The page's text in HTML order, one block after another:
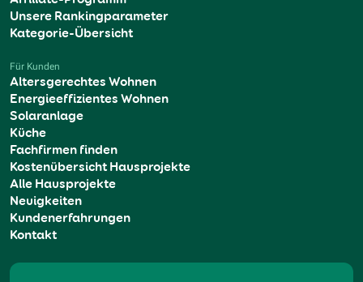
Unsere Rankingparameter
Kategorie-Übersicht
Für Kunden
Altersgerechtes Wohnen
Energieeffizientes Wohnen
Solaranlage
Küche
Fachfirmen finden
Kostenübersicht Hausprojekte
Alle Hausprojekte
Neuigkeiten
Kundenerfahrungen
Kontakt